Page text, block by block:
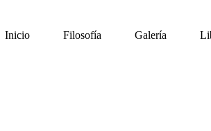
Inicio Filosofía Galería